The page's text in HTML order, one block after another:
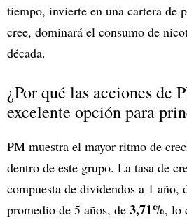
tiempo, invierte en una cartera de
cree, dominará el consumo de
década.
¿Por qué las acciones de
excelente opción para
PM muestra el mayor ritmo de
dentro de este grupo. La tasa de
compuesta de dividendos a 1 año,
promedio de 5 años, de 3,71%, lo